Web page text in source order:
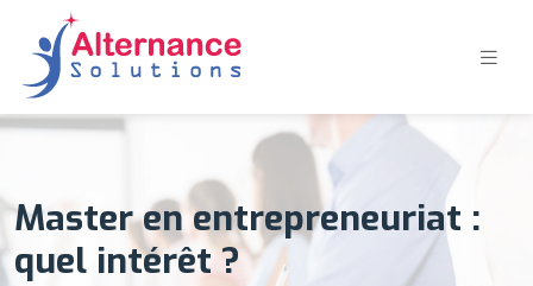
Master en entrepreneuriat :
quel intérêt ?